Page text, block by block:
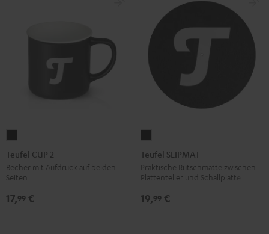
CUP
2
Schwarz
Teufel CUP 2
Becher mit Aufdruck auf beiden
Seiten
17,99 €
SLIPMAT
Schwarz
Teufel SLIPMAT
Praktische Rutschmatte zwischen
Plattenteller und Schallplatte
19,99 €